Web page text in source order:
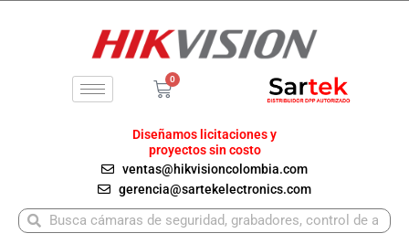
0
Carrito
Diseñamos licitaciones y
proyectos sin costo
ventas@hikvisioncolombia.com
gerencia@sartekelectronics.com
BuscarBuscar